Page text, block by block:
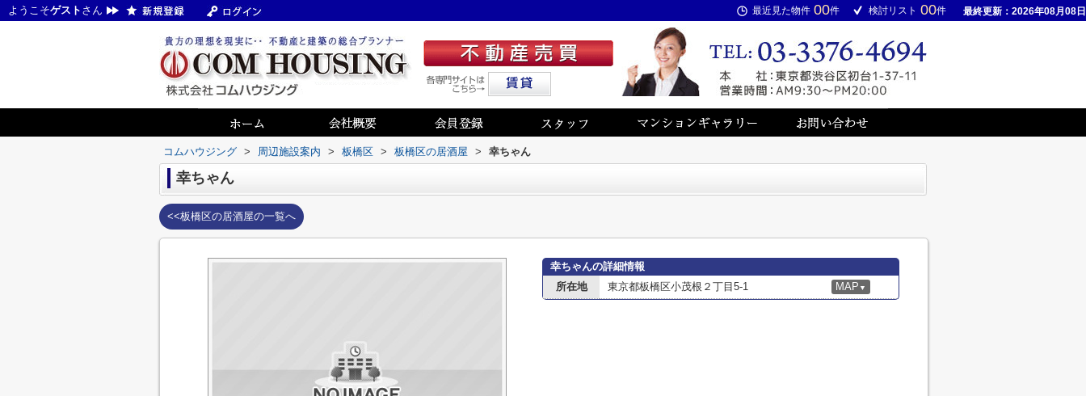
ようこそゲスト さん 最近見た物件 00件 検討リスト 00件 最終更新：2026年08月08日
コムハウジング > 周辺施設案内 > 板橋区 > 板橋区の居酒屋 > 幸ちゃん
幸ちゃん
<<板橋区の居酒屋の一覧へ
幸ちゃんの詳細情報
所在地
東京都板橋区小茂根２丁目5-1 MAP ▼